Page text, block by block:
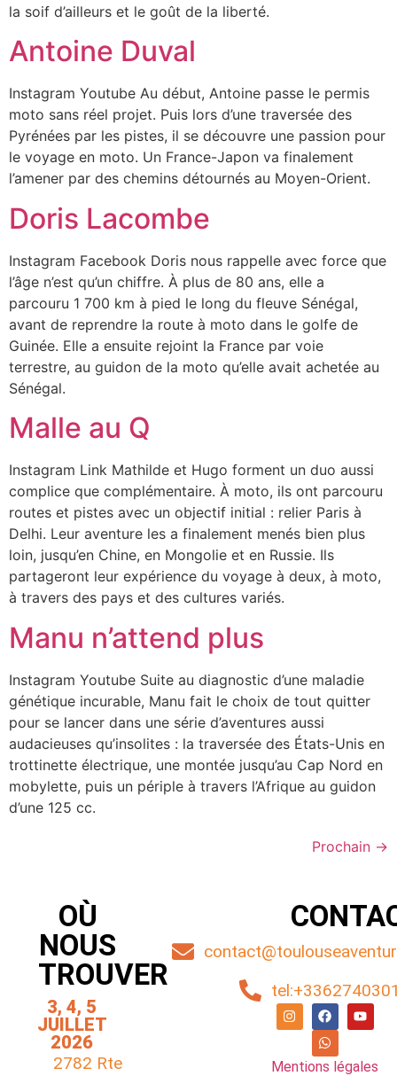
la soif d’ailleurs et le goût de la liberté.
Antoine Duval
Instagram Youtube Au début, Antoine passe le permis
moto sans réel projet. Puis lors d’une traversée des
Pyrénées par les pistes, il se découvre une passion pour
le voyage en moto. Un France-Japon va finalement
l’amener par des chemins détournés au Moyen-Orient.
Doris Lacombe
Instagram Facebook Doris nous rappelle avec force que
l’âge n’est qu’un chiffre. À plus de 80 ans, elle a
parcouru 1 700 km à pied le long du fleuve Sénégal,
avant de reprendre la route à moto dans le golfe de
Guinée. Elle a ensuite rejoint la France par voie
terrestre, au guidon de la moto qu’elle avait achetée au
Sénégal.
Malle au Q
Instagram Link Mathilde et Hugo forment un duo aussi
complice que complémentaire. À moto, ils ont parcouru
routes et pistes avec un objectif initial : relier Paris à
Delhi. Leur aventure les a finalement menés bien plus
loin, jusqu’en Chine, en Mongolie et en Russie. Ils
partageront leur expérience du voyage à deux, à moto,
à travers des pays et des cultures variés.
Manu n’attend plus
Instagram Youtube Suite au diagnostic d’une maladie
génétique incurable, Manu fait le choix de tout quitter
pour se lancer dans une série d’aventures aussi
audacieuses qu’insolites : la traversée des États-Unis en
trottinette électrique, une montée jusqu’au Cap Nord en
mobylette, puis un périple à travers l’Afrique au guidon
d’une 125 cc.
Prochain →
OÙ
NOUS
TROUVER
3, 4, 5
JUILLET
2026
2782 Rte
Mentions légales